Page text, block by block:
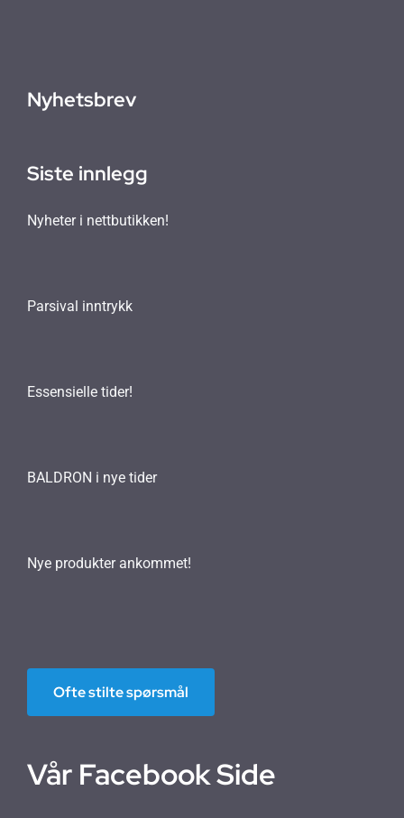
Nyhetsbrev
Siste innlegg
Nyheter i nettbutikken!
Parsival inntrykk
Essensielle tider!
BALDRON i nye tider
Nye produkter ankommet!
Ofte stilte spørsmål
Vår Facebook Side